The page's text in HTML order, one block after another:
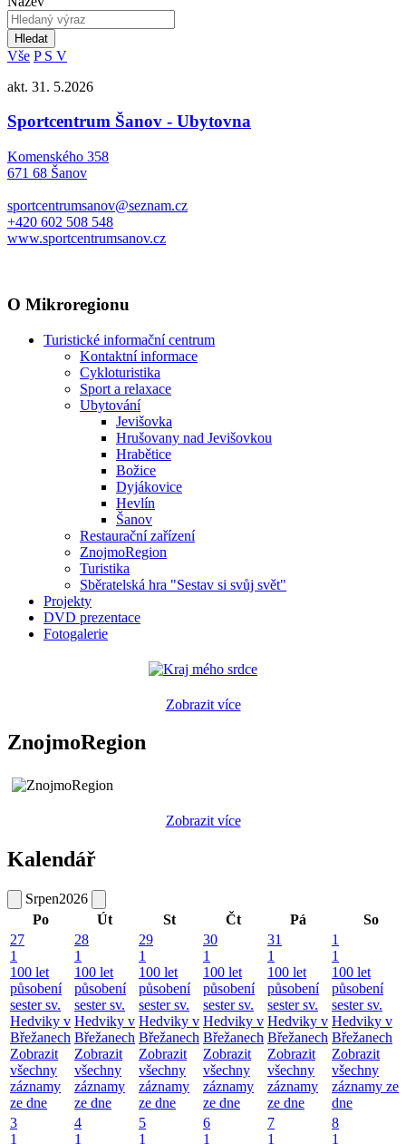
Hledat
Vše P S V
akt. 31. 5.2026
Sportcentrum Šanov - Ubytovna
Komenského 358
671 68 Šanov
sportcentrumsanov@seznam.cz
+420 602 508 548
www.sportcentrumsanov.cz
O Mikroregionu
Turistické informační centrum
Kontaktní informace
Cykloturistika
Sport a relaxace
Ubytování
Jevišovka
Hrušovany nad Jevišovkou
Hrabětice
Božice
Dyjákovice
Hevlín
Šanov
Restaurační zařízení
ZnojmoRegion
Turistika
Sběratelská hra "Sestav si svůj svět"
Projekty
DVD prezentace
Fotogalerie
Zobrazit více
ZnojmoRegion
Zobrazit více
Kalendář
Srpen2026
Po
Út St Čt Pá
So
27
1
100 let
působení
sester sv.
Hedviky v
Břežanech
Zobrazit
všechny
záznamy
ze dne
28
1
100 let
působení
sester sv.
Hedviky v
Břežanech
Zobrazit
všechny
záznamy
ze dne
29
1
100 let
působení
sester sv.
Hedviky v
Břežanech
Zobrazit
všechny
záznamy
ze dne
30
1
100 let
působení
sester sv.
Hedviky v
Břežanech
Zobrazit
všechny
záznamy
ze dne
31
1
100 let
působení
sester sv.
Hedviky v
Břežanech
Zobrazit
všechny
záznamy
ze dne
1
1
100 let
působení
sester sv.
Hedviky v
Břežanech
Zobrazit
všechny
záznamy ze
dne
3
1
4
1
5
1
6
1
7
1
8
1